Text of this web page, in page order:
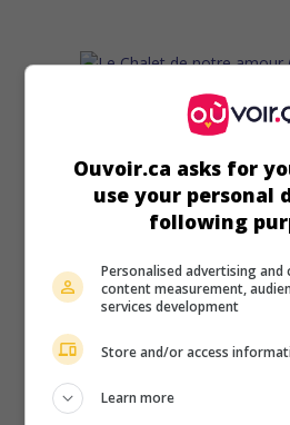
au cinéma sur
Le Chalet de
V.O.: Starting Up
É.-U. 2019. Comédie sentimentale
ayant légué un chalet en
s'éprend du concierge qui
en gîte
Ouvoir.ca asks for
use your personal
following
Personalised advertising
content measurement,
services development
Store and/or access
Learn more